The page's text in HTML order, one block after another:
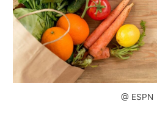
@ ESPN